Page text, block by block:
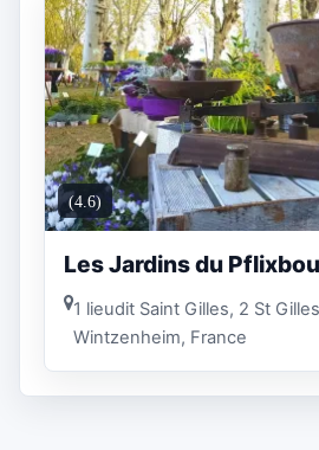
(4.6)
Les Jardins du
1 lieudit Saint Gilles, 2 St
Wintzenheim, France